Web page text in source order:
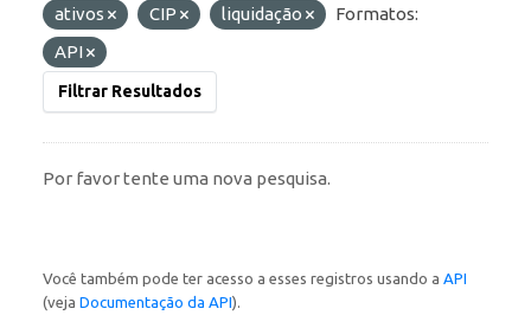
ativos
CIP liquidação
Formatos:
API
Filtrar Resultados
Por favor tente uma nova pesquisa.
Você também pode ter acesso a esses registros usando a API
(veja Documentação da API).